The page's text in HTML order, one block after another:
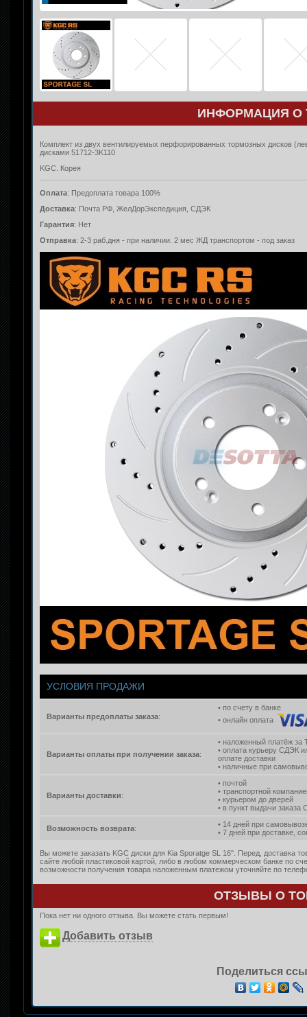
ИНФОРМАЦИЯ О
Комплект из двух вентилируемых перфорированных тормозных дисков
дисками 51712-3K110
KGC. Корея
Оплата: Предоплата товара 100%
Доставка: Почта РФ, ЖелДорЭкспедиция, СДЭК
Гарантия: Нет
Отправка: 2-3 раб.дня - при наличии. 2 мес ЖД транспортом - под заказ
УСЛОВИЯ ПРОДАЖИ
Варианты предоплаты заказа:
• по счету в банке
• онлайн оплата
Варианты оплаты при получении заказа:
• наложенный платёж за
• оплата курьеру СДЭК
оплате доставки
• наличные при
Варианты доставки:
• почтой
• транспортной
• курьером до дверей
• в пункт выдачи заказа
Возможность возврата:
• 14 дней при
• 7 дней при доставке,
Вы можете заказать KGC диски для Kia Sporatge SL 16". Перед, доставка
сайте любой пластиковой картой, либо в любом коммерческом банке по
возможности получения товара наложенным платежом уточняйте по
ОТЗЫВЫ О
Пока нет ни одного отзыва. Вы можете стать первым!
Добавить отзыв
Поделиться